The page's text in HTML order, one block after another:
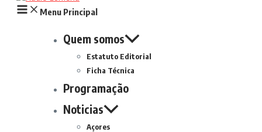
Menu Principal
Quem somos
Estatuto Editorial
Ficha Técnica
Programação
Noticias
Açores